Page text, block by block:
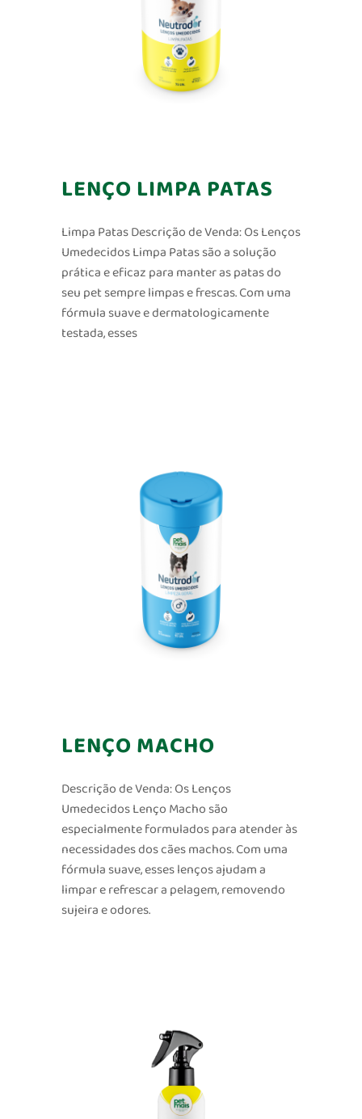
LENÇO LIMPA PATAS
Limpa Patas Descrição de Venda: Os Lenços
Umedecidos Limpa Patas são a solução
prática e eficaz para manter as patas do
seu pet sempre limpas e frescas. Com uma
fórmula suave e dermatologicamente
testada, esses
LENÇO MACHO
Descrição de Venda: Os Lenços
Umedecidos Lenço Macho são
especialmente formulados para atender às
necessidades dos cães machos. Com uma
fórmula suave, esses lenços ajudam a
limpar e refrescar a pelagem, removendo
sujeira e odores.